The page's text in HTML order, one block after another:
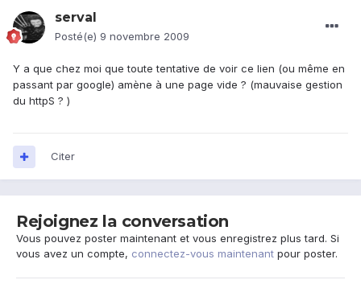
serval
Posté(e) 9 novembre 2009
Y a que chez moi que toute tentative de voir ce lien (ou même en
passant par google) amène à une page vide ? (mauvaise gestion
du httpS ? )
Citer
Rejoignez la conversation
Vous pouvez poster maintenant et vous enregistrez plus tard. Si
vous avez un compte, connectez-vous maintenant pour poster.